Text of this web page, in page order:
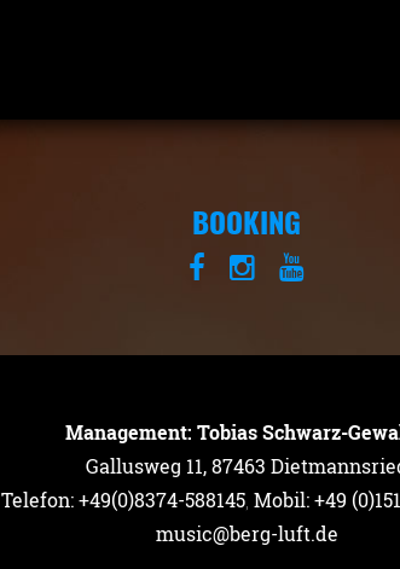
BOOKING
Management: Tobias Schwarz-
Gallusweg 11, 87463
Telefon: +49(0)8374-588145 Mobil: +49
music@berg-luft.de